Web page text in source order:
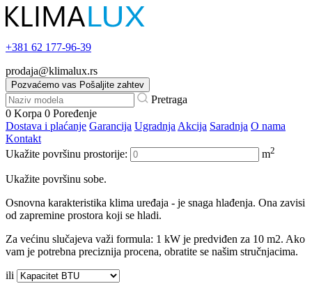
+381 62 177-96-39
prodaja@klimalux.rs
Pozvaćemo vas Pošaljite zahtev
Pretraga
0 Korpa 0 Poređenje
Dostava i plaćanje Garancija Ugradnja Akcija Saradnja O nama
Kontakt
Ukažite površinu prostorije:
m2
Ukažite površinu sobe.
Osnovna karakteristika klima uređaja - je snaga hlađenja. Ona zavisi
od zapremine prostora koji se hladi.
Za većinu slučajeva važi formula: 1 kW je predviđen za 10 m2. Ako
vam je potrebna preciznija procena, obratite se našim stručnjacima.
ili